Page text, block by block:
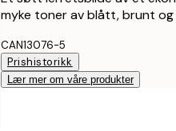
myke toner av blått, brunt og
CAN13076-5
Prishistorikk
Lær mer om våre produkter